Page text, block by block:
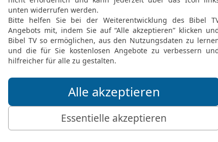
Möchtest du uns Feedback geben?
Bewertung der Bibelthek
FEEDBACK SENDEN